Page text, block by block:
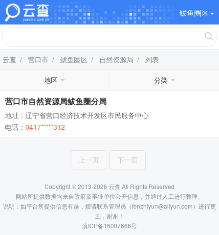
鲅鱼圈区
云查 / 营口市 / 鲅鱼圈区 / 自然资源局 / 列表
地区 分类
营口市自然资源局鲅鱼圈分局
地址：辽宁省营口经济技术开发区市民服务中心
电话： 0417*****312
上一页 下一页
Copyright © 2013-2026 云查 All Rights Reserved
网站所提供数据均来自政府及事业单位公开信息，并通过人工进行整理。
说明：如平台所提供信息有误，烦请联系管理员（fenzhiyun@aliyun.com）进行更
正，谢谢！
滇ICP备16007666号